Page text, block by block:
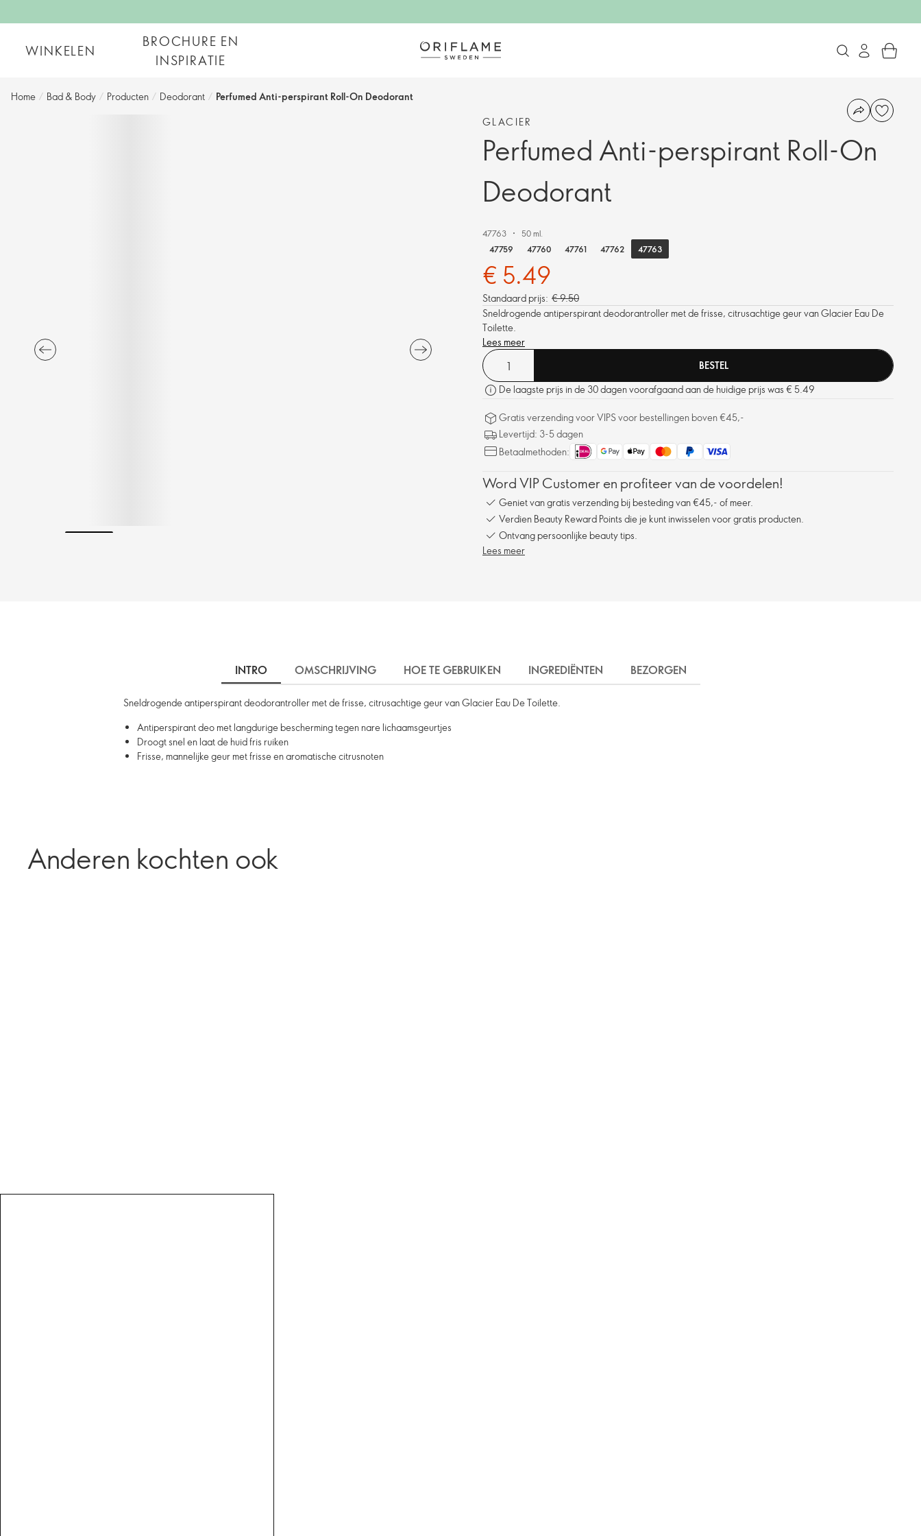
WINKELEN
BROCHURE EN
INSPIRATIE
Home / Bad & Body / Producten / Deodorant / Perfumed Anti-perspirant Roll-On Deodorant
GLACIER
Perfumed Anti-perspirant Roll-On
Deodorant
47763
50 ml.
47759
47760 47761 47762 47763
€ 5.49
Standaard prijs: € 9.50
Sneldrogende antiperspirant deodorantroller met de frisse, citrusachtige geur van Glacier Eau De
Toilette.
Lees meer
BESTEL
De laagste prijs in de 30 dagen voorafgaand aan de huidige prijs was € 5.49
Gratis verzending voor VIPS voor bestellingen boven €45,-
Levertijd: 3-5 dagen
Betaalmethoden:
Word VIP Customer en profiteer van de voordelen!
Geniet van gratis verzending bij besteding van €45,- of meer.
Verdien Beauty Reward Points die je kunt inwisselen voor gratis producten.
Ontvang persoonlijke beauty tips.
Lees meer
INTRO OMSCHRIJVING HOE TE GEBRUIKEN INGREDIËNTEN BEZORGEN
Sneldrogende antiperspirant deodorantroller met de frisse, citrusachtige geur van Glacier Eau De Toilette.
Antiperspirant deo met langdurige bescherming tegen nare lichaamsgeurtjes
Droogt snel en laat de huid fris ruiken
Frisse, mannelijke geur met frisse en aromatische citrusnoten
Anderen kochten ook